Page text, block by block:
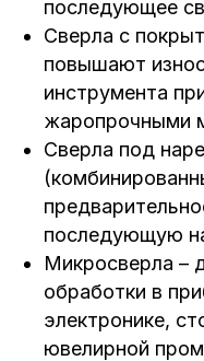
последующее
Сверла с
повышают
инструмента
жаропрочными
Сверла под
последующую
Микросверла –
обработки в
электронике,
ювелирной